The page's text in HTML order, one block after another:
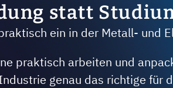
statt
ein in der Metall- und
praktisch arbeiten und
genau das richtige für